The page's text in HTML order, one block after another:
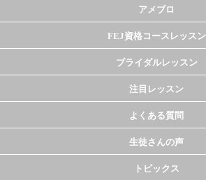
アメブロ
FEJ資格コースレッスン
ブライダルレッスン
注目レッスン
よくある質問
生徒さんの声
トピックス